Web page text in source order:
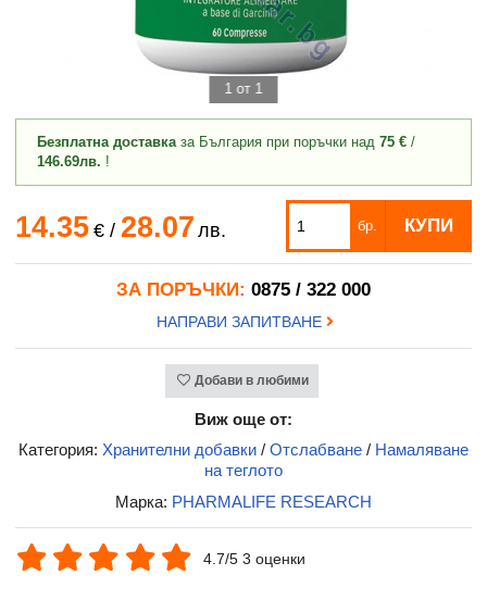
1 от 1
Безплатна доставказа България при поръчки над 75 € /
146.69лв. !
14.35 €/ 28.07 лв. бр. КУПИ
ЗА ПОРЪЧКИ: 0875 / 322 000
НАПРАВИ ЗАПИТВАНЕ
Добави в любими
Виж още от:
Категория: Хранителни добавки / Отслабване / Намаляване
на теглото
Марка: PHARMALIFE RESEARCH
4.7/5 3 оценки